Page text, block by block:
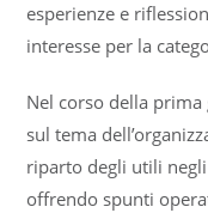
esperienze e
interesse per la
Nel corso della prima
sul tema
riparto degli utili
offrendo spunti